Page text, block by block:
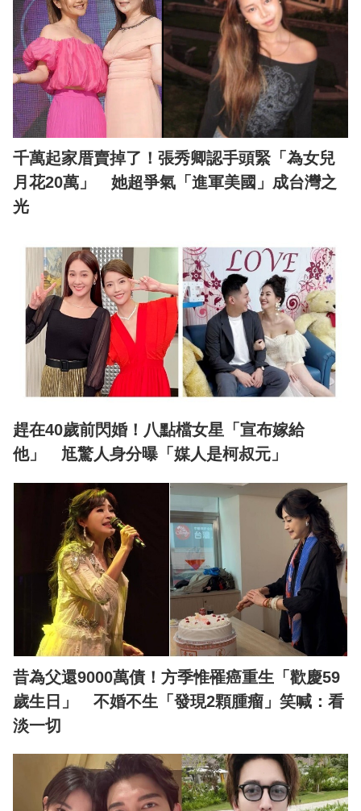
千萬起家厝賣掉了！張秀卿認手頭緊「為女兒
月花20萬」 她超爭氣「進軍美國」成台灣之
光
趕在40歲前閃婚！八點檔女星「宣布嫁給
他」 尪驚人身分曝「媒人是柯叔元」
昔為父還9000萬債！方季惟罹癌重生「歡慶59
歲生日」 不婚不生「發現2顆腫瘤」笑喊：看
淡一切